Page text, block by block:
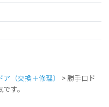
ア（交換＋修理） > 勝手口ド
す。